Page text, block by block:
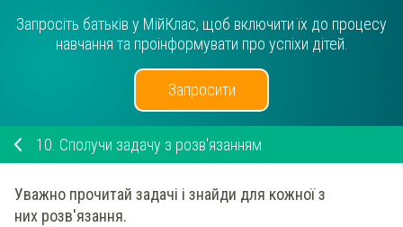
Запросіть батьків у МійКлас, щоб включити їх до процесу
навчання та проінформувати про успіхи дітей.
Запросити
10. Сполучи задачу з розв'язанням
Уважно прочитай задачі і знайди для кожної з
них розв'язання.